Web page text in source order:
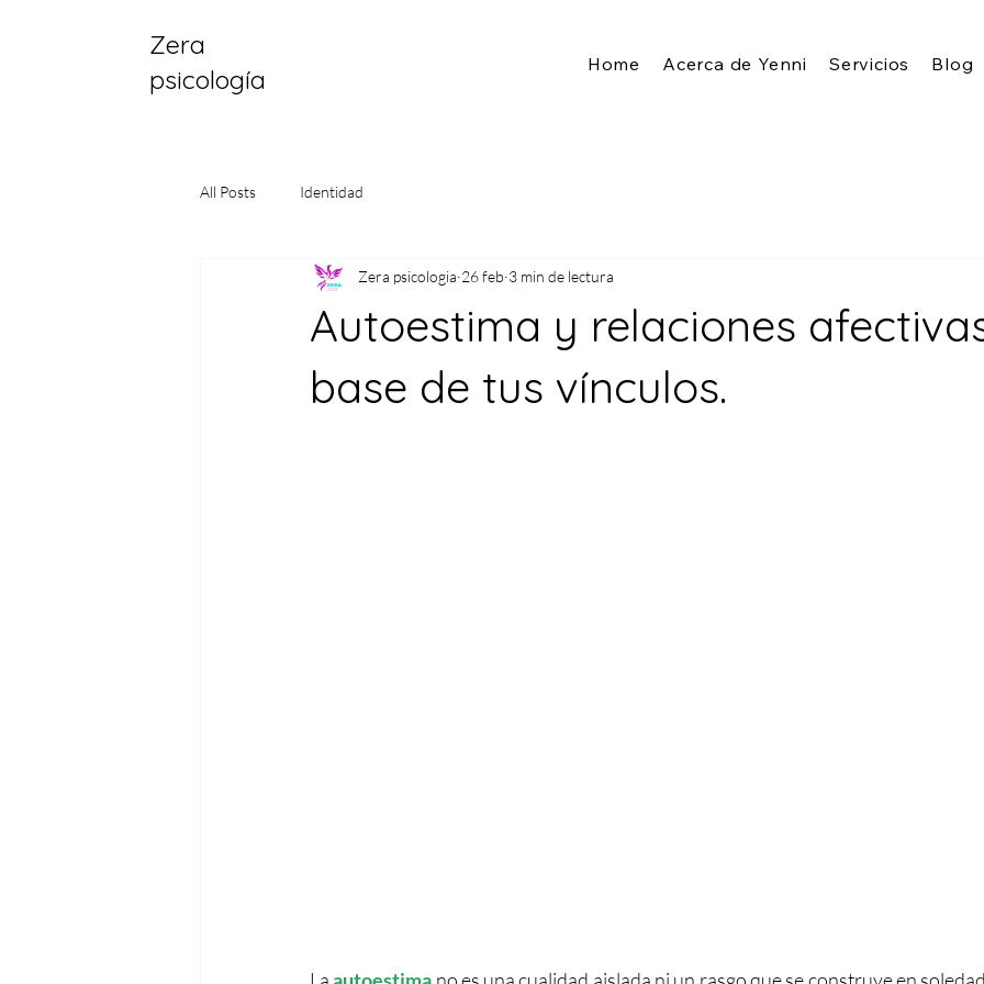
Zera
psicología
Home Acerca de Yenni Servicios Blog
All Posts Identidad
Autoestima y relaciones
base de tus vínculos.
Zera psicologia 26 feb 3 min de lectura